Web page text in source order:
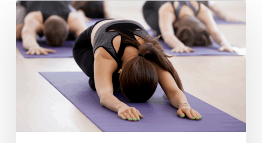
Pilates
e
Hipopresivos:
una
combinación